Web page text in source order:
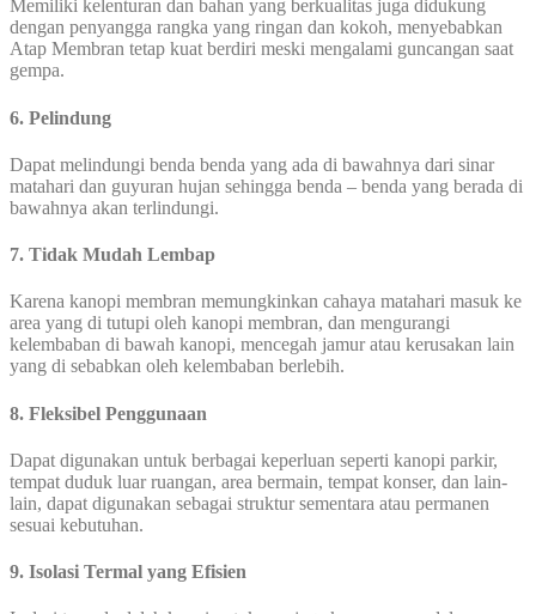
Memiliki kelenturan dan bahan yang berkualitas juga didukung
dengan penyangga rangka yang ringan dan kokoh, menyebabkan
Atap Membran tetap kuat berdiri meski mengalami guncangan saat
gempa.
6. Pelindung
Dapat melindungi benda benda yang ada di bawahnya dari sinar
matahari dan guyuran hujan sehingga benda – benda yang berada di
bawahnya akan terlindungi.
7. Tidak Mudah Lembap
Karena kanopi membran memungkinkan cahaya matahari masuk ke
area yang di tutupi oleh kanopi membran, dan mengurangi
kelembaban di bawah kanopi, mencegah jamur atau kerusakan lain
yang di sebabkan oleh kelembaban berlebih.
8. Fleksibel Penggunaan
Dapat digunakan untuk berbagai keperluan seperti kanopi parkir,
tempat duduk luar ruangan, area bermain, tempat konser, dan lain-
lain, dapat digunakan sebagai struktur sementara atau permanen
sesuai kebutuhan.
9. Isolasi Termal yang Efisien